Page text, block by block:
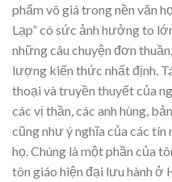
phẩm vô giá trong nền văn
Lạp” có sức ảnh hưởng to
những câu chuyện đơn
lượng kiến thức nhất định.
thoại và truyền thuyết của
các vị thần, các anh hùng,
cũng như ý nghĩa của các
họ. Chúng là một phần của
tôn giáo hiện đại lưu hành ở